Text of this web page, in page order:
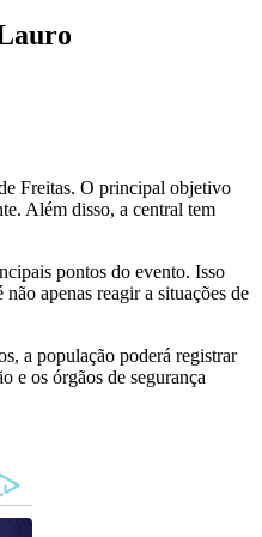
Freitas. O principal objetivo
Além disso, a central tem
pontos do evento. Isso
apenas reagir a situações de
a população poderá registrar
e os órgãos de segurança